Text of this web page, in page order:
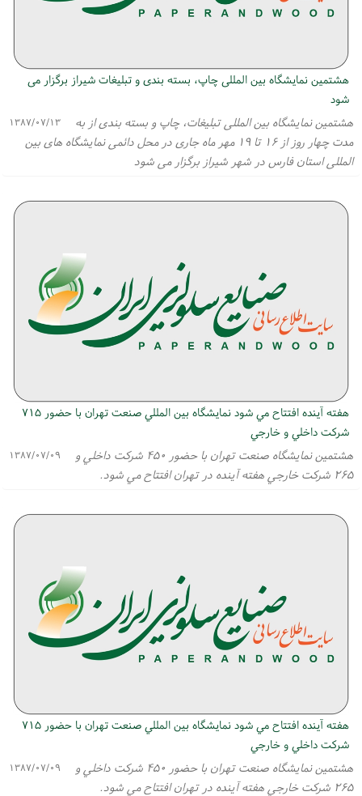
هشتمین نمایشگاه بین المللی چاپ، بسته بندی و تبلیغات شیراز برگزار می
شود
۱۳۸۷/۰۷/۱۳
هشتمین نمایشگاه بین المللی تبلیغات، چاپ و بسته بندی از به
مدت چهار روز از ۱۶ تا ۱۹ مهر ماه جاری در محل دائمی نمایشگاه های بین
المللی استان فارس در شهر شیراز برگزار می شود
هفته آينده افتتاح مي شود نمايشگاه بين المللي صنعت تهران با حضور ۷۱۵
شركت داخلي و خارجي
۱۳۸۷/۰۷/۰۹
هشتمين نمايشگاه صنعت تهران با حضور ۴۵۰ شركت داخلي و
۲۶۵ شركت خارجي هفته آينده در تهران افتتاح مي شود.
هفته آينده افتتاح مي شود نمايشگاه بين المللي صنعت تهران با حضور ۷۱۵
شركت داخلي و خارجي
۱۳۸۷/۰۷/۰۹
هشتمين نمايشگاه صنعت تهران با حضور ۴۵۰ شركت داخلي و
۲۶۵ شركت خارجي هفته آينده در تهران افتتاح مي شود.